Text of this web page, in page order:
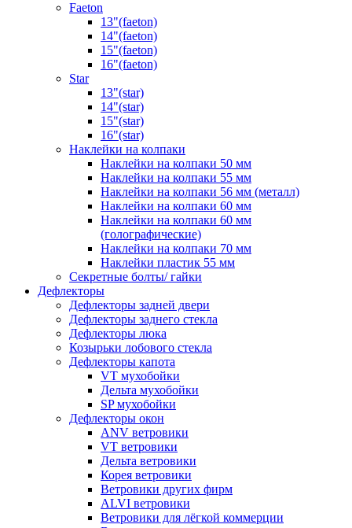
Faeton
13"(faeton)
14"(faeton)
15"(faeton)
16"(faeton)
Star
13"(star)
14"(star)
15"(star)
16"(star)
Наклейки на колпаки
Наклейки на колпаки 50 мм
Наклейки на колпаки 55 мм
Наклейки на колпаки 56 мм (металл)
Наклейки на колпаки 60 мм
Наклейки на колпаки 60 мм
(голографические)
Наклейки на колпаки 70 мм
Наклейки пластик 55 мм
Секретные болты/ гайки
Дефлекторы
Дефлекторы задней двери
Дефлекторы заднего стекла
Дефлекторы люка
Козырьки лобового стекла
Дефлекторы капота
VT мухобойки
Дельта мухобойки
SP мухобойки
Дефлекторы окон
ANV ветровики
VT ветровики
Дельта ветровики
Корея ветровики
Ветровики других фирм
ALVI ветровики
Ветровики для лёгкой коммерции